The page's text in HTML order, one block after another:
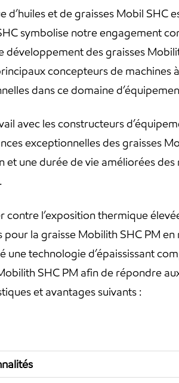
d’huiles et de graisses Mobil
symbolise notre engagement
développement des graisses
concepteurs de
dans ce domaine
avec les constructeurs
exceptionnelles des graisses
et une durée de vie améliorées
contre l’exposition thermique
pour la graisse Mobilith SHC PM
une technologie d’épaississant
SHC PM afin de répondre
et avantages suivants :